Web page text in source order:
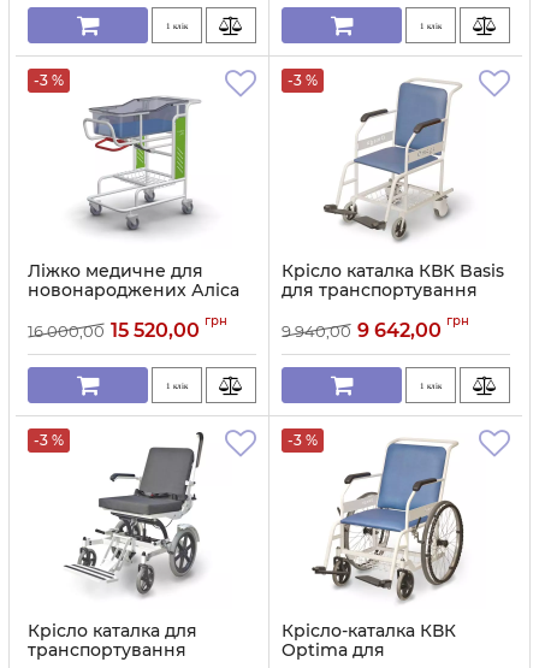
1 клік 1 клік
-3 %
Ліжко медичне для
новонароджених Аліса
16 000,00 15 520,00 грн
1 клік
-3 %
Крісло каталка КВК Basis
для транспортування
Артикул: 11704
9 940,00 9 642,00 грн
1 клік
-3 %
Крісло каталка для
транспортування
-3 %
Крісло-каталка КВК
Optima для